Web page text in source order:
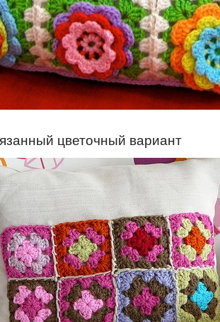
цветочный вариант